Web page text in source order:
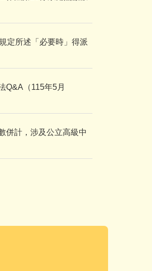
定所述「必要時」得派
Q&A（115年5月
併計，涉及公立高級中